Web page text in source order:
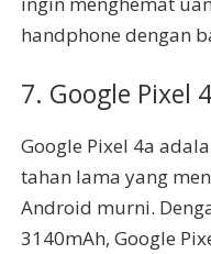
handphone dengan
7. Google Pixel
Google Pixel 4a
tahan lama yang
Android murni.
3140mAh, Google